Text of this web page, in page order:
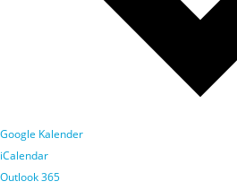
Google Kalender
iCalendar
Outlook 365